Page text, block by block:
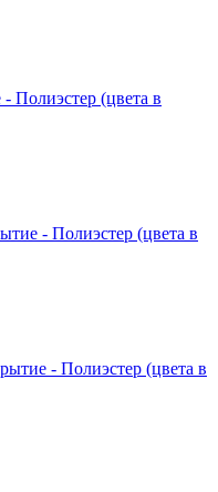
Полиэстер (цвета в
- Полиэстер (цвета в
- Полиэстер (цвета в